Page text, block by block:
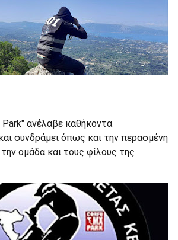
ανέλαβε καθήκοντα
συνδράμει όπως και την περασμένη
ομάδα και τους φίλους της